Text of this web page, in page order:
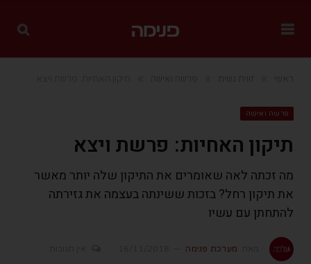
פרשה ואישה
תיקון האחיות: פרשת ויצא
מה זכתה לאה שאומרים את התיקון שלה יותר מאשר
את תיקון רחל? בזכות ששינתה בעצמה את גזירתה
להתחתן עם עשיו
מערכת פנימה